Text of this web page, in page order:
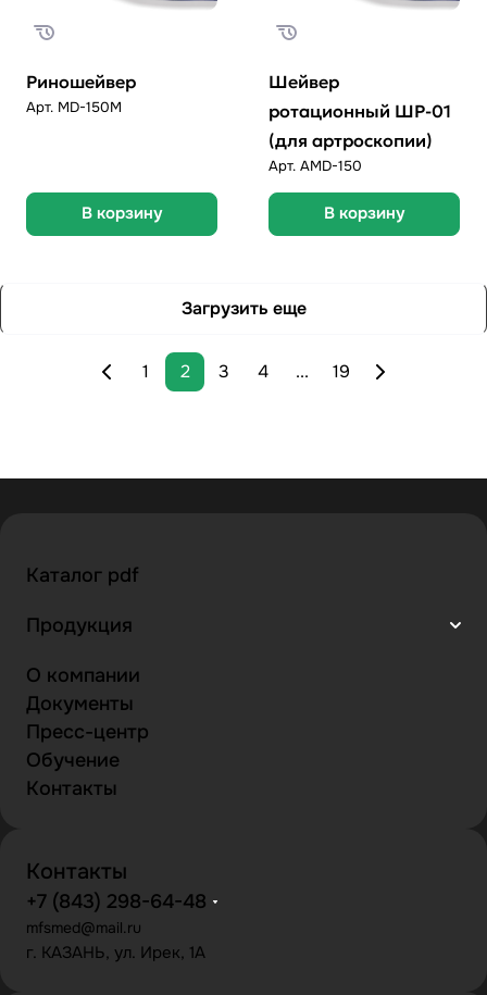
Риношейвер
Арт. MD-150M
В корзину
Шейвер
ротационный ШР-01
(для артроскопии)
Арт. AMD-150
В корзину
Загрузить еще
1 2 3 4 ... 19
Каталог pdf
Продукция
О компании
Документы
Пресс-центр
Обучение
Контакты
Контакты
+7 (843) 298-64-48
mfsmed@mail.ru
г. КАЗАНЬ, ул. Ирек, 1А